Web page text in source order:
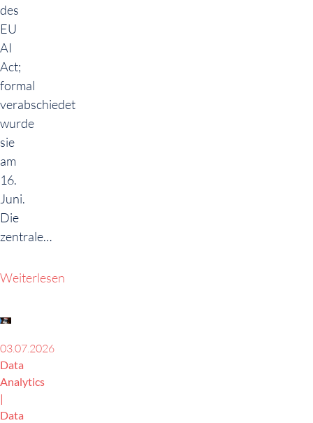
des
EU
AI
Act;
formal
verabschiedet
wurde
sie
am
16.
Juni.
Die
zentrale…
Weiterlesen
03.07.2026
Data
Analytics
Data